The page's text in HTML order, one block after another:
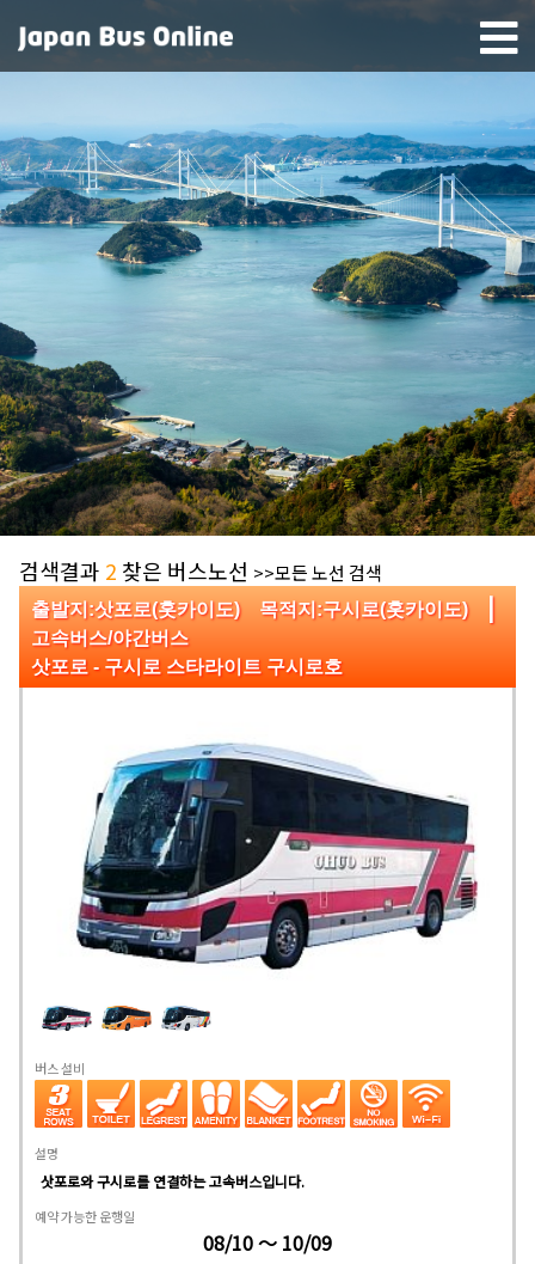
검색결과 2 찾은 버스노선 >>모든 노선 검색
출발지:삿포로(홋카이도) 목적지:구시로(홋카이도) |
고속버스/야간버스
삿포로 - 구시로 스타라이트 구시로호
버스 설비
설명
삿포로와 구시로를 연결하는 고속버스입니다.
예약 가능한 운행일
08/10 ～ 10/09